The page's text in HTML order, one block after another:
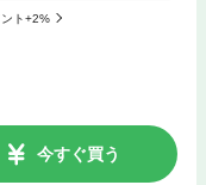
ト+2%
今すぐ買う